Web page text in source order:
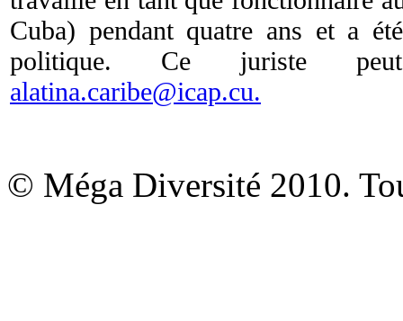
Cuba) pendant quatre ans et a
politique. Ce juriste
alatina.caribe@icap.cu.
© Méga Diversité 2010.